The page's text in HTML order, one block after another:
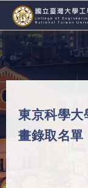
東京科學
畫錄取名單